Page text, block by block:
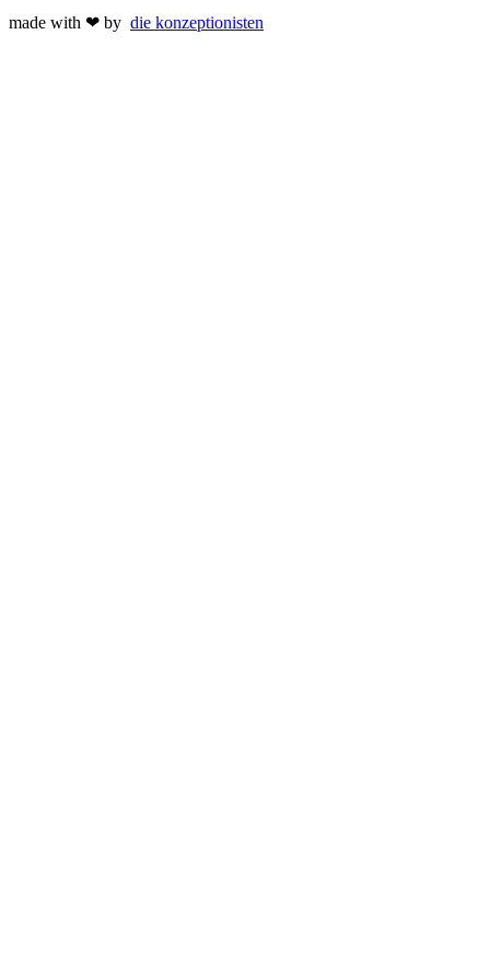
made with ❤ by die konzeptionisten